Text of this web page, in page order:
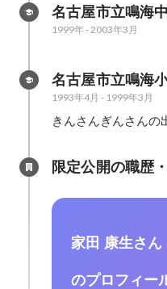
名古屋市立鳴海
1999年- 2003年3月
名古屋市立鳴海
1993年4月 - 1999年3月
きんさんぎんさんの
限定公開の職歴
家田 康生さん
のプロフィー